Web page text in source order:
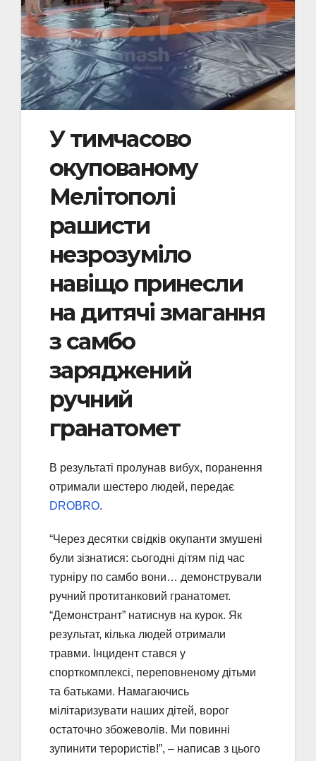
У тимчасово
окупованому
Мелітополі
рашисти
незрозуміло
навіщо принесли
на дитячі змагання
з самбо
заряджений
ручний
гранатомет
В результаті пролунав вибух, поранення
отримали шестеро людей, передає
DROBRO.
“Через десятки свідків окупанти змушені
були зізнатися: сьогодні дітям під час
турніру по самбо вони… демонстрували
ручний протитанковий гранатомет.
“Демонстрант” натиснув на курок. Як
результат, кілька людей отримали
травми. Інцидент стався у
спорткомплексі, переповненому дітьми
та батьками. Намагаючись
мілітаризувати наших дітей, ворог
остаточно збожеволів. Ми повинні
зупинити терористів!”, – написав з цього